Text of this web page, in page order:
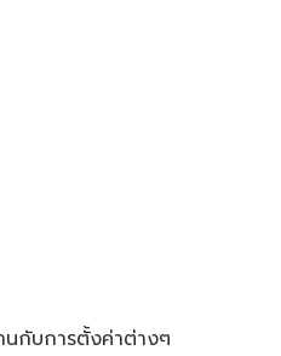
นกับการตั้งค่าต่างๆ